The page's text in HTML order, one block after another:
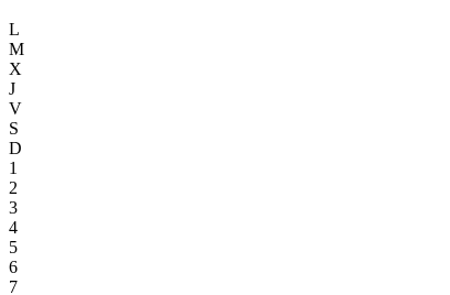
L
M
X
J
V
S
D
1
2
3
4
5
6
7